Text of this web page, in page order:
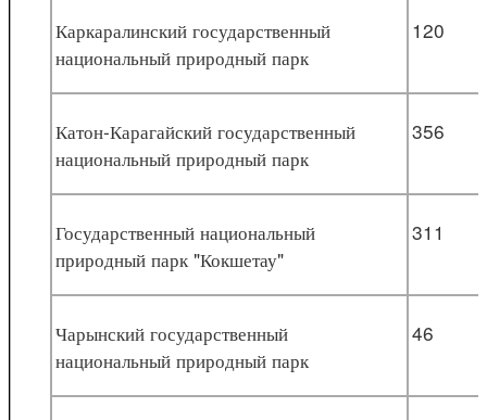
Каркаралинский государственный
национальный природный парк
120
Катон-Карагайский государственный
национальный природный парк
356
Государственный национальный
природный парк "Кокшетау"
311
Чарынский государственный
национальный природный парк
46